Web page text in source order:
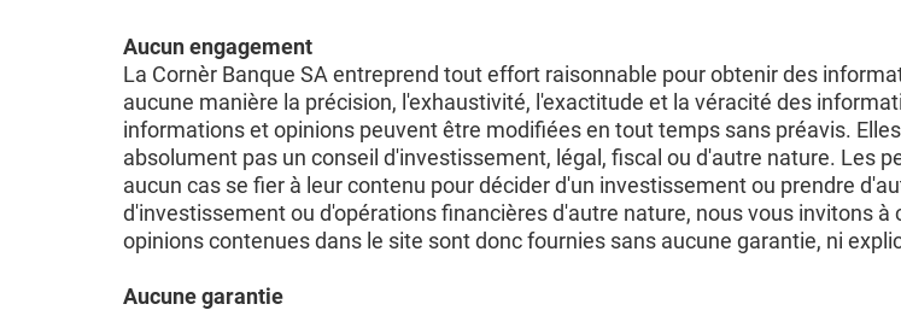
Aucun engagement
La Cornèr Banque SA entreprend tout effort raisonnable pour obtenir des
aucune manière la précision, l'exhaustivité, l'exactitude et la véracité des
informations et opinions peuvent être modifiées en tout temps sans préavis.
absolument pas un conseil d'investissement, légal, fiscal ou d'autre nature. Les
aucun cas se fier à leur contenu pour décider d'un investissement ou prendre
d'investissement ou d'opérations financières d'autre nature, nous vous invitons
opinions contenues dans le site sont donc fournies sans aucune garantie, ni
Aucune garantie